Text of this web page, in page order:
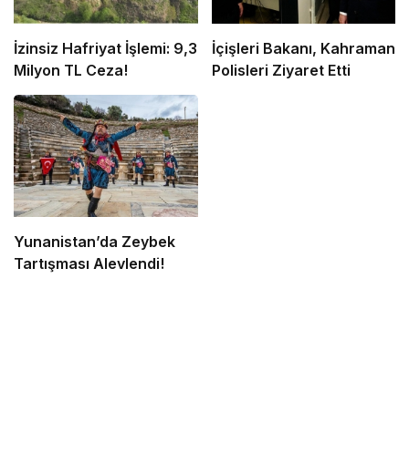
İzinsiz Hafriyat İşlemi: 9,3
Milyon TL Ceza!
İçişleri Bakanı, Kahraman
Polisleri Ziyaret Etti
Yunanistan’da Zeybek
Tartışması Alevlendi!